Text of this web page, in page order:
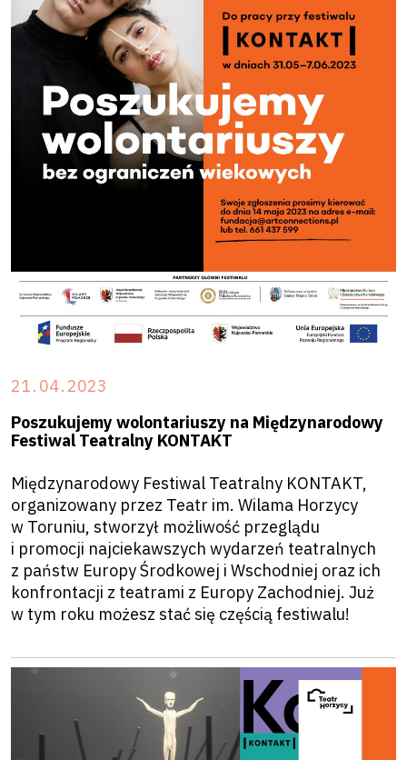
21. 04. 2023
Poszukujemy wolontariuszy na Międzynarodowy
Festiwal Teatralny KONTAKT
Międzynarodowy Festiwal Teatralny KONTAKT,
organizowany przez Teatr im. Wilama Horzycy
w Toruniu, stworzył możliwość przeglądu
i promocji najciekawszych wydarzeń teatralnych
z państw Europy Środkowej i Wschodniej oraz ich
konfrontacji z teatrami z Europy Zachodniej. Już
w tym roku możesz stać się częścią festiwalu!